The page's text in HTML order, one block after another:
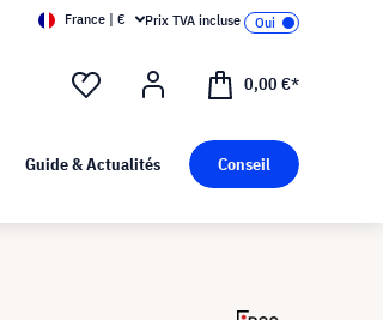
France | € Prix TVA incluse
0,00 €*
Guide & Actualités Conseil